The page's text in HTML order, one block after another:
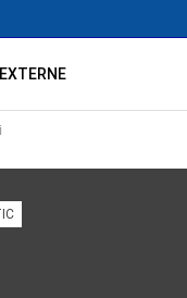
EXTERNE